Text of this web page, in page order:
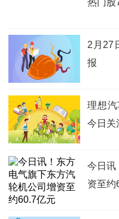
热门股
2月27
报
理想汽
今日关
今日讯
资至约